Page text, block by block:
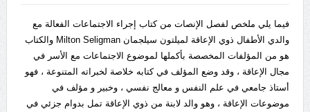
فيما يلي ملخص لفصل الإنصات من كتاب إجراء الاجتماعات الفعالة مع
والدي الأطفال ذوي الإعاقة لميلتون سيلجمان Milton Seligman والكتاب
هو من المؤلفات المخصصة بأكملها لموضوع الاجتماعات مع الأسر في
مجال الإعاقة ، وقد وضع المؤلف في كتابه خلاصة لخبراته المتنوعة ، فهو
أستاذ جامعي في علم النفس و معالج نفسي ، وخبير و مؤلف في
موضوعات الإعاقة ، وهو والد لابنة من ذوي الإعاقة تمل بدوام جزئي في